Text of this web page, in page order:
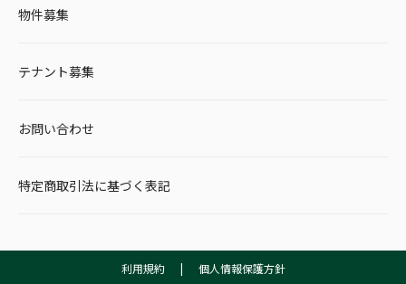
物件募集
テナント募集
お問い合わせ
特定商取引法に基づく表記
利用規約 | 個人情報保護方針